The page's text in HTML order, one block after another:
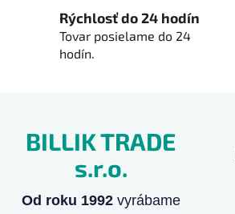
Rýchlosť do 24 hodín
Tovar posielame do 24
hodín.
BILLIK TRADE
s.r.o.
Od roku 1992vyrábame